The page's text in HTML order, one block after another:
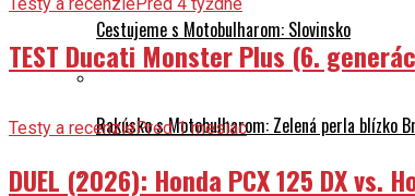
Cestujeme s Motobulharom: Slovinsko
Rakúsko s Motobulharom: Zelená perla blízko
TEST Ducati Monster Plus (6.
Testy a recenziePred 1 mesiac
DUEL (2026): Honda PCX 125 DX